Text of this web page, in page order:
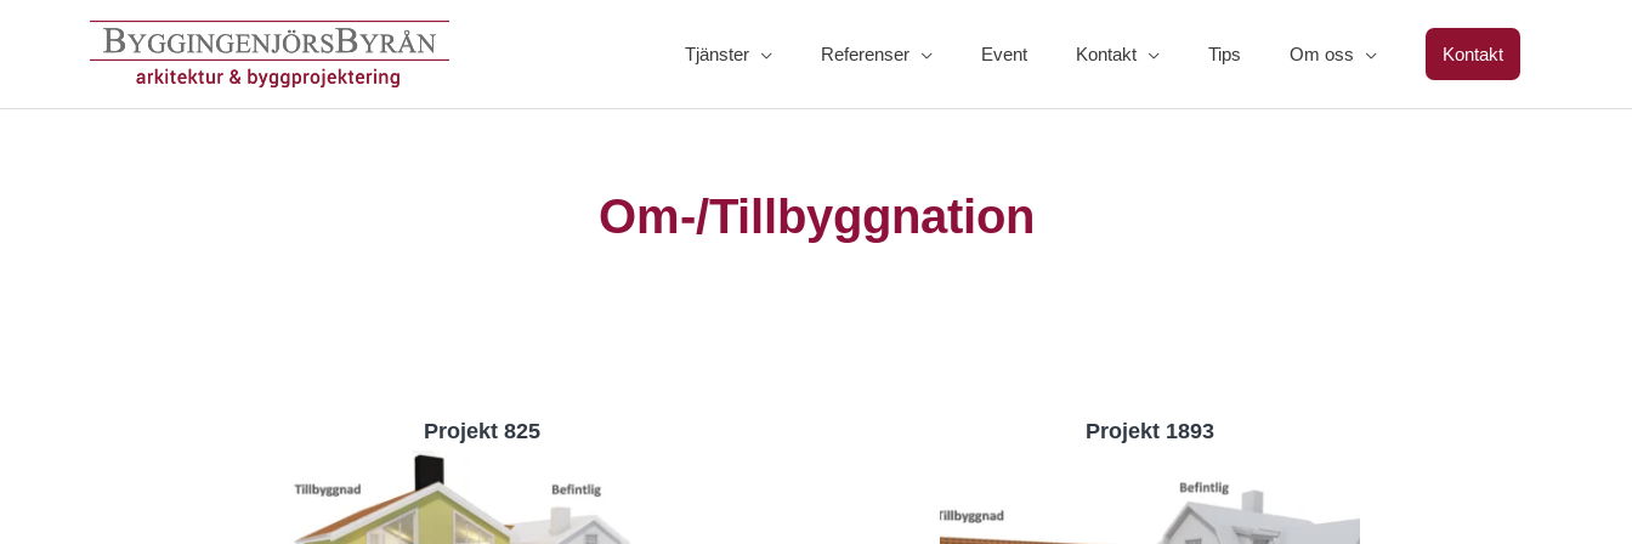
Tjänster Referenser Event Kontakt Tips Om oss Kontakt
Om-/Tillbyggnation
Projekt 825 Projekt 1893